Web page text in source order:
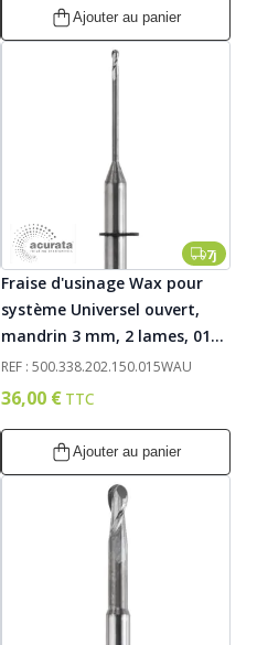
Ajouter au panier
7j
Fraise d'usinage Wax pour
système Universel ouvert,
mandrin 3 mm, 2 lames, 015.
Acurata
REF : 500.338.202.150.015WAU
36,00 €
Ajouter au panier